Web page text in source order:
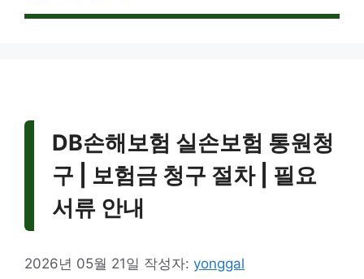
DB손해보험 실손보험 통원청
구 | 보험금 청구 절차 | 필요
서류 안내
2026년 05월 21일 작성자: yonggal